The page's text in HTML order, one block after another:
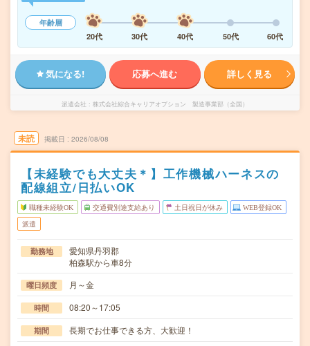
年齢層
20代
30代 40代 50代 60代
気になる! 応募へ進む 詳しく見る
派遣会社 株式会社綜合キャリアオプション 製造事業部（全国）
未読 掲載日 2026/08/08
【未経験でも大丈夫＊】工作機械ハーネスの
配線組立/日払いOK
職種未経験OK 交通費別途支給あり 土日祝日が休み WEB登録OK
派遣
勤務地
愛知県丹羽郡
柏森駅から車8分
曜日頻度 月～金
時間 08:20～17:05
期間 長期でお仕事できる方、大歓迎！